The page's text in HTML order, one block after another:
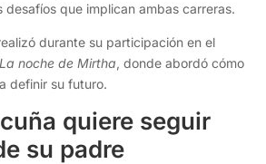
desafíos que implican ambas carreras.
durante su participación en el
La noche de Mirtha, donde abordó cómo
definir su futuro.
quiere seguir
su padre